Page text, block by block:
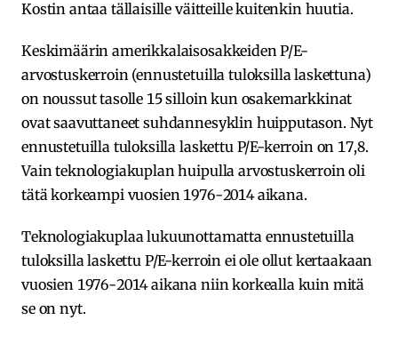
Kostin antaa tällaisille väitteille kuitenkin huutia.
Keskimäärin amerikkalaisosakkeiden P/E-
arvostuskerroin (ennustetuilla tuloksilla laskettuna)
on noussut tasolle 15 silloin kun osakemarkkinat
ovat saavuttaneet suhdannesyklin huipputason. Nyt
ennustetuilla tuloksilla laskettu P/E-kerroin on 17,8.
Vain teknologiakuplan huipulla arvostuskerroin oli
tätä korkeampi vuosien 1976-2014 aikana.
Teknologiakuplaa lukuunottamatta ennustetuilla
tuloksilla laskettu P/E-kerroin ei ole ollut kertaakaan
vuosien 1976-2014 aikana niin korkealla kuin mitä
se on nyt.